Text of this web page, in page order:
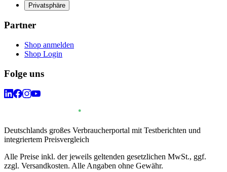
Privatsphäre
Partner
Shop anmelden
Shop Login
Folge uns
Deutschlands großes Verbraucherportal mit Testberichten und
integriertem Preisvergleich
Alle Preise inkl. der jeweils geltenden gesetzlichen MwSt., ggf.
zzgl. Versandkosten. Alle Angaben ohne Gewähr.